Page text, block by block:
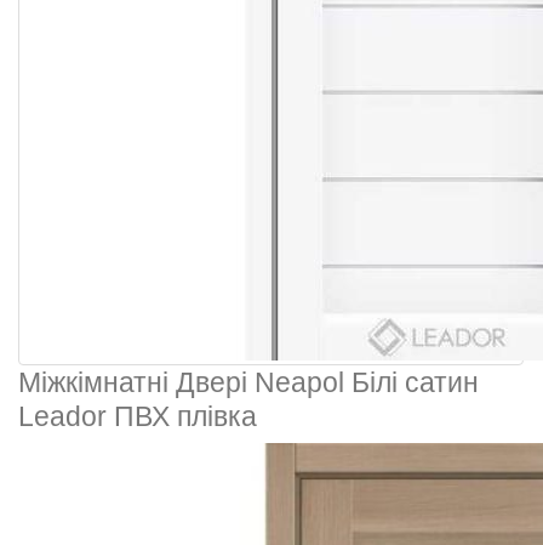
Міжкімнатні Двері Neapol Білі сатин
Leador ПВХ плівка